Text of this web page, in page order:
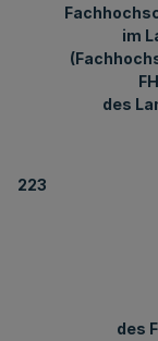
im
des
223
des